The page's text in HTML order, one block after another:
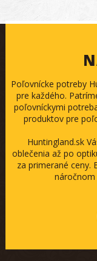
Poľovnícke potreby
pre každého.
poľovníckymi
produktov pre
Huntingland.sk
oblečenia až po
za primerané ceny.
náročnom